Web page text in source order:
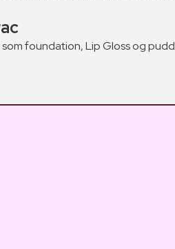
foundation, Lip Gloss og